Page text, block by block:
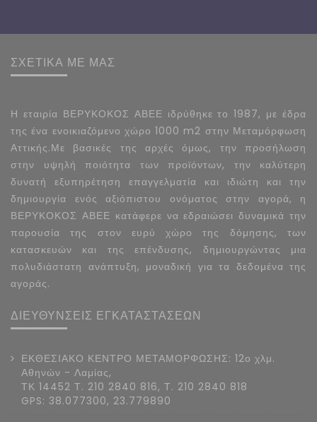
ΣΧΕΤΙΚΑ ΜΕ ΜΑΣ
Η εταιρία ΒΕΡΥΚΟΚΟΣ ΑΒΕΕ ιδρύθηκε το 1987, με έδρα
της ένα ενοικιαζόμενο χώρο 1000 m2 στην Μεταμόρφωση
Αττικής.Με βασικές της αρχές όμως, την προσήλωση
στην υψηλή ποιότητα των προϊόντων, την καλύτερη
δυνατή εξυπηρέτηση επαγγελματία και ιδιώτη και την
δημιουργία ενός αξιόπιστου ονόματος στην αγορά, η
ΒΕΡΥΚΟΚΟΣ ΑΒΕΕ κατάφερε να εδραιώσει δυναμικά την
παρουσία της στον ευρύ χώρο της δόμησης, των
κατασκευών και της επένδυσης, δημιουργώντας μια
πολυδιάστατη ανάπτυξη, μοναδική για τα δεδομένα της
αγοράς.
ΔΙΕΥΘΥΝΣΕΙΣ ΕΓΚΑΤΑΣΤΑΣΕΩΝ
ΕΚΘΕΣΙΑΚΟ ΚΕΝΤΡΟ ΜΕΤΑΜΟΡΦΩΣΗΣ: 12ο χλμ.
Αθηνών - Λαμίας,
ΤΚ 14452 Τ. 210 2840 816, Τ. 210 2840 818
GPS: 38.077300, 23.779890